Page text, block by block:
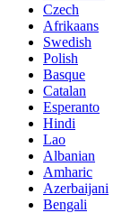
Czech
Afrikaans
Swedish
Polish
Basque
Catalan
Esperanto
Hindi
Lao
Albanian
Amharic
Azerbaijani
Bengali